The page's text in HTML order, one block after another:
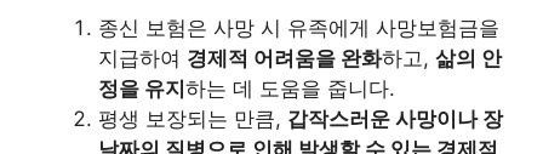
종신 보험은 사망 시 유족에게 사망보험금을
지급하여 경제적 어려움을 완화하고, 삶의 안
정을 유지 하는 데 도움을 줍니다.
평생 보장되는 만큼, 갑작스러운 사망이나 장